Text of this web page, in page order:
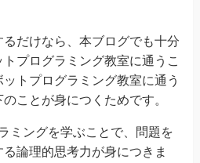
だけなら、本ブログでも十分
プログラミング教室に通うこ
トプログラミング教室に通う
ことが身につくためです。
ミングを学ぶことで、問題を
論理的思考力が身につきま